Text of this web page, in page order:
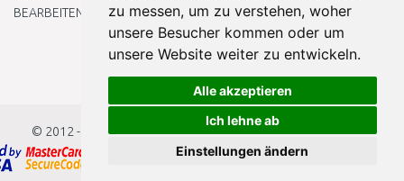
zu messen, um zu verstehen, woher
unsere Besucher kommen oder um
unsere Website weiter zu entwickeln.
Alle akzeptieren
Ich lehne ab
Einstellungen ändern
BEARBEITEN SIE MEINE COOKIE-EINSTELLUNGEN
© 2012 - 2026Baumarkteu.at